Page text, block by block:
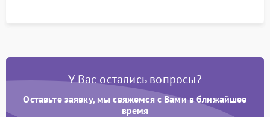
У Вас остались вопросы?
Оставьте заявку, мы свяжемся с Вами в ближайшее
время